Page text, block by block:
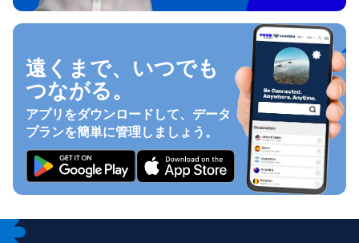
遠くまで、いつでも
つながる。
アプリをダウンロードして、データ
プランを簡単に管理しましょう。